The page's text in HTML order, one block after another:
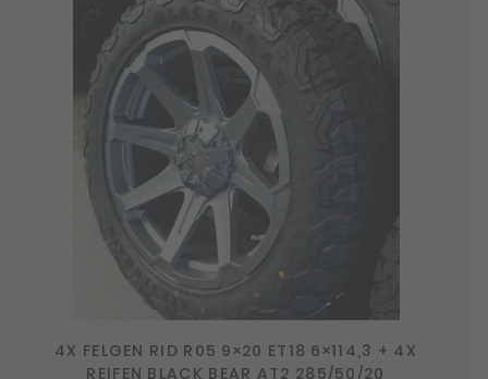
4X FELGEN RID R05 9×20 ET18 6×114,3 + 4X
REIFEN BLACK BEAR AT2 285/50/20